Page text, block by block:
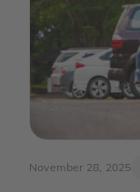
November 28, 2025